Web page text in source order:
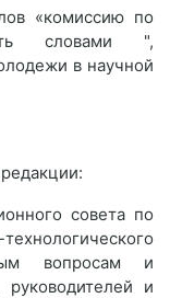
«комиссию по
словами ",
в научной
совета по
вопросам и
и